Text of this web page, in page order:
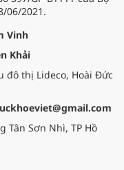
06/2021.
Vinh
Khải
đô thị Lideco, Hoài Đức
Tân Sơn Nhì, TP Hồ